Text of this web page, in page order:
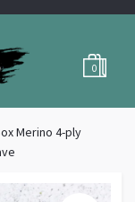
0
Merino 4-ply